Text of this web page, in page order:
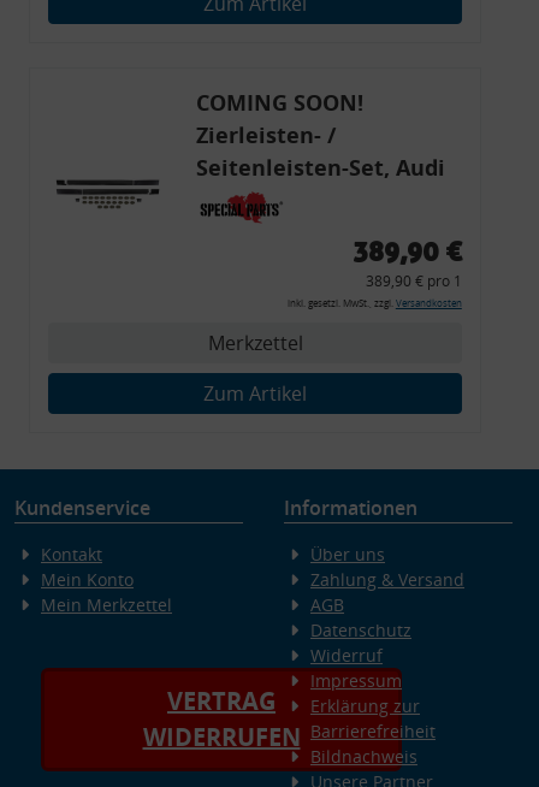
COMING SOON!
Zierleisten- /
Seitenleisten-Set, Audi
80 Cabrio, Coupe, S2, (6x
Zierleiste, 2x Kappe,
Montagewerkzeug)
389,90 €
389,90 € pro 1
inkl. gesetzl. MwSt., zzgl. Versandkosten
Merkzettel
Zum Artikel
Kundenservice
Kontakt
Mein Konto
Mein Merkzettel
VERTRAG
WIDERRUFEN
Informationen
Über uns
Zahlung & Versand
AGB
Datenschutz
Widerruf
Impressum
Erklärung zur
Barrierefreiheit
Bildnachweis
Unsere Partner
Verwendung genauer Standortdaten
Endgeräteeigenschaften zur Identifikation aktiv abfragen